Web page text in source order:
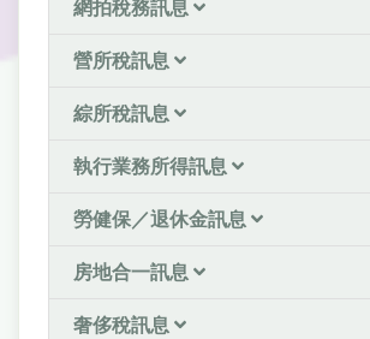
網拍稅務訊息
營所稅訊息
綜所稅訊息
執行業務所得訊息
勞健保／退休金訊息
房地合一訊息
奢侈稅訊息